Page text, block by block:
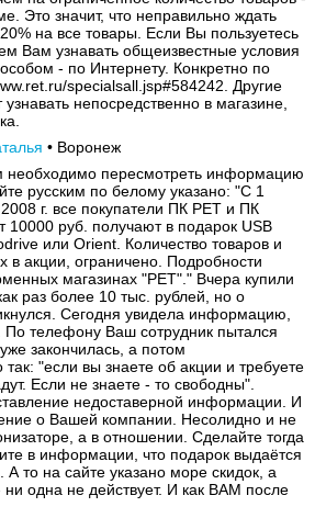
Это значит, что неправильно ждать
на все товары. Если Вы пользуетесь
Вам узнавать общеизвестные условия
- по Интернету. Конкретно по
specialsall.jsp#584242. Другие
непосредственно в магазине,
• Воронеж
необходимо пересмотреть информацию
русским по белому указано: "С 1
г. все покупатели ПК РЕТ и ПК
10000 руб. получают в подарок USB
или Orient. Количество товаров и
в акции, ограничено. Подробности
магазинах "РЕТ"." Вчера купили
раз более 10 тыс. рублей, но о
Сегодня увидела информацию,
По телефону Ваш сотрудник пытался
закончилась, а потом
"если вы знаете об акции и требуете
Если не знаете - то свободны".
недоставерной информации. И
о Вашей компании. Несолидно и не
а в отношении. Сделайте тогда
в информации, что подарок выдаётся
то на сайте указано море скидок, а
одна не действует. И как ВАМ после